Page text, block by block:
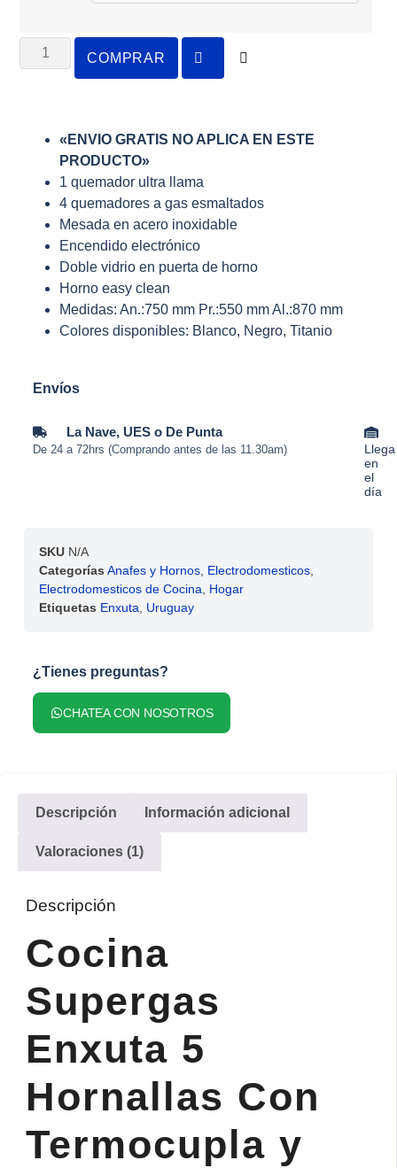
COMPRAR
«ENVIO GRATIS NO APLICA EN ESTE
PRODUCTO»
1 quemador ultra llama
4 quemadores a gas esmaltados
Mesada en acero inoxidable
Encendido electrónico
Doble vidrio en puerta de horno
Horno easy clean
Medidas: An.:750 mm Pr.:550 mm Al.:870 mm
Colores disponibles: Blanco, Negro, Titanio
Envíos
La Nave, UES o De Punta
De 24 a 72hrs (Comprando antes de las 11.30am)
Llega
en
el
día
SKU N/A
Categorías Anafes y Hornos, Electrodomesticos,
Electrodomesticos de Cocina, Hogar
Etiquetas Enxuta, Uruguay
¿Tienes preguntas?
CHATEA CON NOSOTROS
Descripción Información adicional
Valoraciones (1)
Descripción
Cocina
Supergas
Enxuta 5
Hornallas Con
Termocupla y